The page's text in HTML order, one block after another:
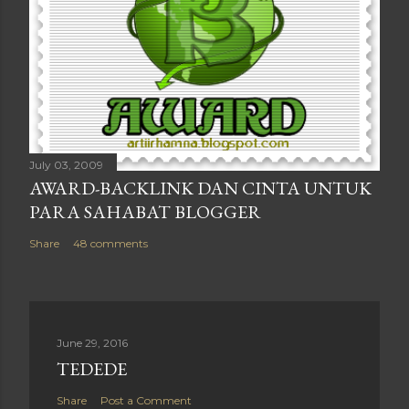
July 03, 2009
AWARD-BACKLINK DAN CINTA UNTUK
PARA SAHABAT BLOGGER
Share 48 comments
June 29, 2016
TEDEDE
Share Post a Comment